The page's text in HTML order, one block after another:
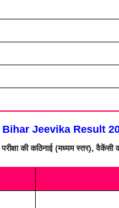
Bihar Jeevika Result
की कठिनाई (मध्यम स्तर), वैकेंसी